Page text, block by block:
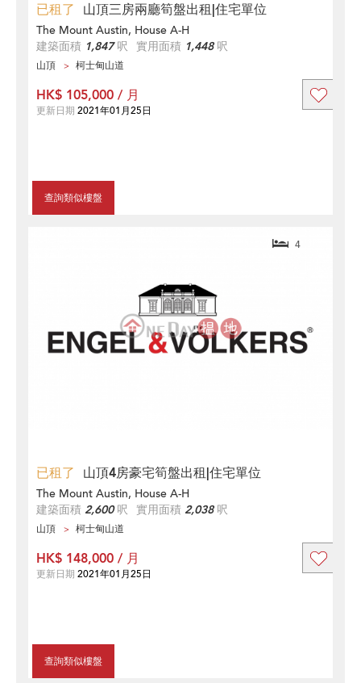
已租了 山頂三房兩廳筍盤出租|住宅單位
The Mount Austin, House A-H
建築面積 1,847呎 實用面積 1,448呎
山頂 柯士甸山道
查詢類似樓盤
HK$ 105,000 / 月
更新日期 2021年01月25日
已租了 山頂4房豪宅筍盤出租|住宅單位
4
The Mount Austin, House A-H
建築面積 2,600呎 實用面積 2,038呎
山頂 柯士甸山道
查詢類似樓盤
HK$ 148,000 / 月
更新日期 2021年01月25日